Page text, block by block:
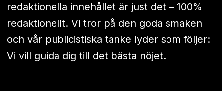
redaktionella innehållet är just det – 100%
redaktionellt. Vi tror på den goda smaken
och vår publicistiska tanke lyder som följer:
Vi vill guida dig till det bästa nöjet.